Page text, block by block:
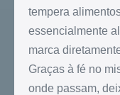
tempera
essencialmente
marca
Graças à fé no
onde passam,